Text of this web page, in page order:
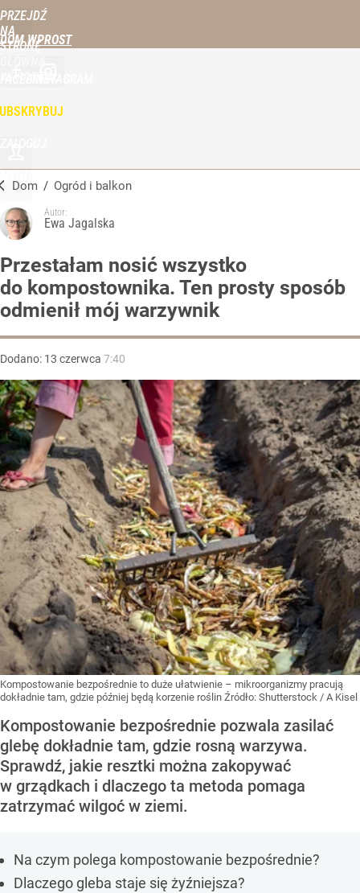
PRZEJDŹ
NA
STRONĘ
DOM WPROST
Dom / Ogród i balkon
Autor:
Ewa Jagalska
Przestałam nosić wszystko
do kompostownika. Ten prosty sposób
odmienił mój warzywnik
Dodano: 13 czerwca 7:40
Kompostowanie bezpośrednie to duże ułatwienie – mikroorganizmy pracują
dokładnie tam, gdzie później będą korzenie roślin Źródło: Shutterstock / A Kisel
Kompostowanie bezpośrednie pozwala zasilać
glebę dokładnie tam, gdzie rosną warzywa.
Sprawdź, jakie resztki można zakopywać
w grządkach i dlaczego ta metoda pomaga
zatrzymać wilgoć w ziemi.
Na czym polega kompostowanie bezpośrednie?
Dlaczego gleba staje się żyźniejsza?